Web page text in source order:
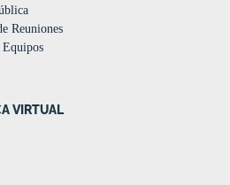
Reuniones
VIRTUAL